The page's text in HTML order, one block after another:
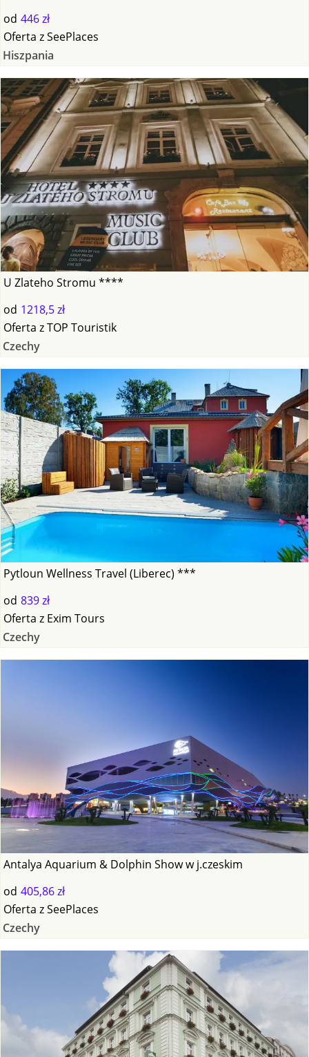
od 446 zł
Oferta zSeePlaces
Hiszpania
U Zlateho Stromu ****
od 1218,5 zł
Oferta zTOP Touristik
Czechy
Pytloun Wellness Travel (Liberec) ***
od 839 zł
Oferta z Exim Tours
Czechy
Antalya Aquarium & Dolphin Show w j.czeskim
od 405,86 zł
Oferta zSeePlaces
Czechy